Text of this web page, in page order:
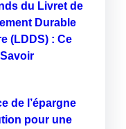
du Livret de
Durable
(LDDS) : Ce
de l’épargne
pour une